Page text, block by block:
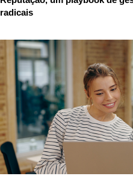
radicais